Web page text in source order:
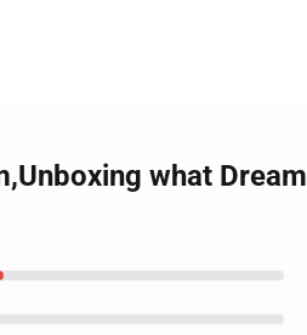
what Dream